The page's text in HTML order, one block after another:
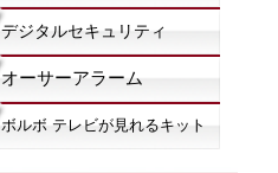
デジタルセキュリティ
オーサーアラーム
ボルボ テレビが見れるキット